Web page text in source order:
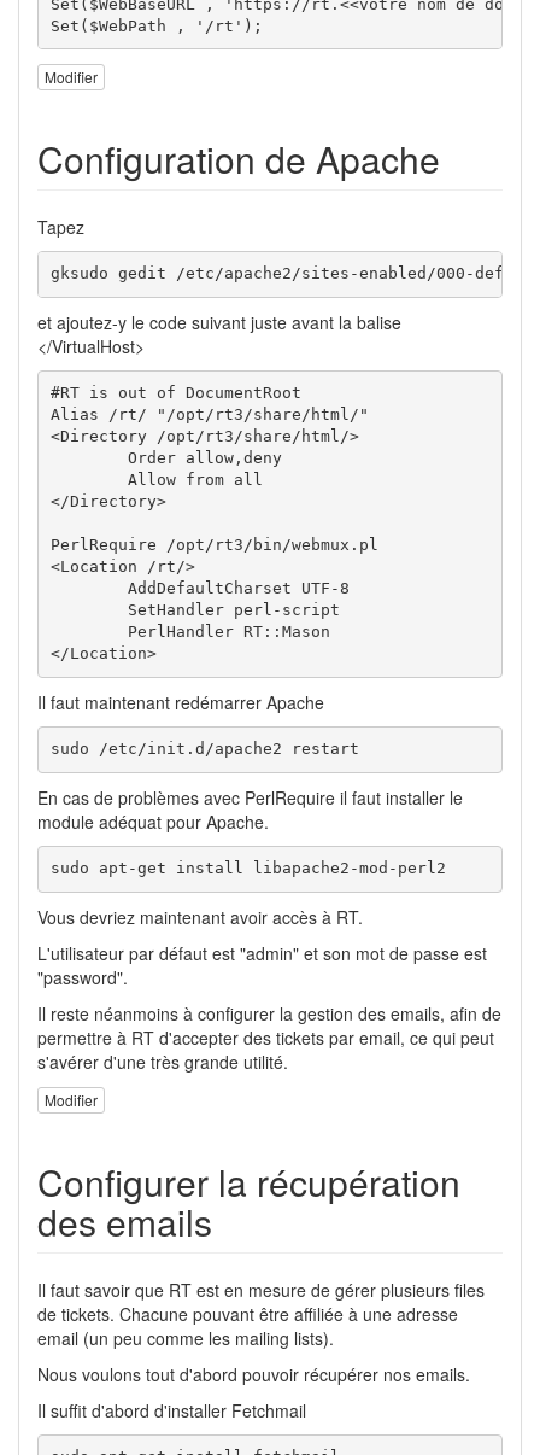
Set($WebBaseURL , 'https://rt.<<votre nom de
Set($WebPath , '/rt');
Modifier
Configuration de Apache
Tapez
gksudo gedit /etc/apache2/sites-enabled/000-
et ajoutez-y le code suivant juste avant la balise
</VirtualHost>
#RT is out of DocumentRoot
Alias /rt/ "/opt/rt3/share/html/"
<Directory /opt/rt3/share/html/>
        Order allow,deny
        Allow from all
</Directory>
PerlRequire /opt/rt3/bin/webmux.pl
<Location /rt/>
        AddDefaultCharset UTF-8
        SetHandler perl-script
        PerlHandler RT::Mason
</Location>
Il faut maintenant redémarrer Apache
sudo /etc/init.d/apache2 restart
En cas de problèmes avec PerlRequire il faut installer le
module adéquat pour Apache.
sudo apt-get install libapache2-mod-perl2
Vous devriez maintenant avoir accès à RT.
L'utilisateur par défaut est "admin" et son mot de passe est
"password".
Il reste néanmoins à configurer la gestion des emails, afin de
permettre à RT d'accepter des tickets par email, ce qui peut
s'avérer d'une très grande utilité.
Modifier
Configurer la récupération
des emails
Il faut savoir que RT est en mesure de gérer plusieurs files
de tickets. Chacune pouvant être affiliée à une adresse
email (un peu comme les mailing lists).
Nous voulons tout d'abord pouvoir récupérer nos emails.
Il suffit d'abord d'installer Fetchmail